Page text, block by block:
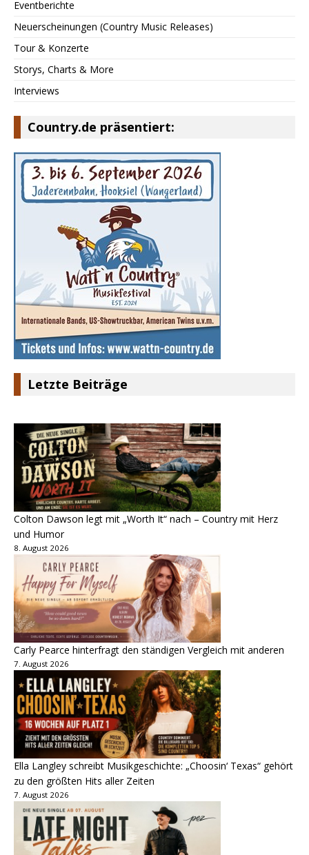
Eventberichte
Neuerscheinungen (Country Music Releases)
Tour & Konzerte
Storys, Charts & More
Interviews
Country.de präsentiert:
Letzte Beiträge
Colton Dawson legt mit „Worth It“ nach – Country mit Herz
und Humor
8. August 2026
Carly Pearce hinterfragt den ständigen Vergleich mit anderen
7. August 2026
Ella Langley schreibt Musikgeschichte: „Choosin‘ Texas“ gehört
zu den größten Hits aller Zeiten
7. August 2026